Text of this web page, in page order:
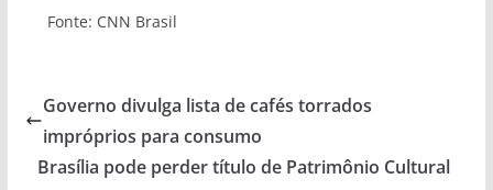
Fonte: CNN Brasil
Governo divulga lista de cafés torrados
impróprios para consumo
Brasília pode perder título de Patrimônio Cultural